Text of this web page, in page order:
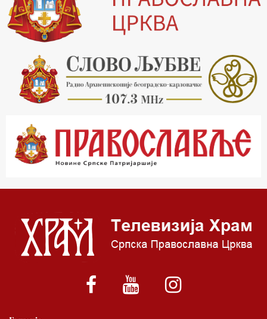
15.15 Молитве
15.30 Манастири на Косову и Метохији
16.03 Српска историјска читанка
16.30 Тврђаве Дунава
17.03 Бит – емисија Ненада Гугла
17.30 Приче из незаборава
18.03 Врлинослов
20.15 Реч архијереја
20.30 Приче из незаборава
21.03 Питања и одговори